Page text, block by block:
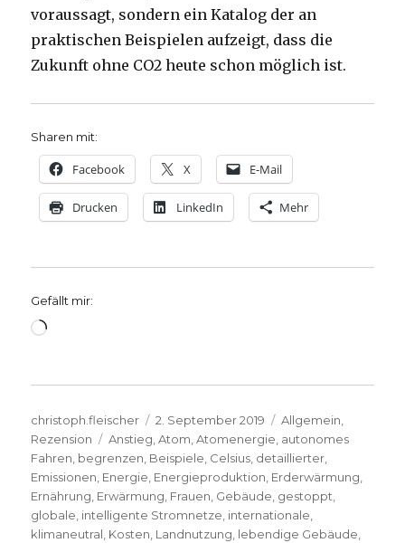
voraussagt, sondern ein Katalog der an
praktischen Beispielen aufzeigt, dass die
Zukunft ohne CO2 heute schon möglich ist.
Sharen mit:
Facebook X E-Mail
Drucken LinkedIn Mehr
Gefällt mir:
Wird
Autor
christoph.fleischer
Veröffentlicht
am
2. September 2019 Kategorien
Allgemein
Rezension
Schlagwörter
Anstieg ,Atom ,Atomenergie autonomes
Fahren begrenzen Beispiele Celsius detaillierter
Emissionen Energie Energieproduktion Erderwärmung
Ernährung Erwärmung Frauen Gebäude gestoppt
globale intelligente Stromnetze internationale
klimaneutral Kosten Landnutzung lebendige Gebäude